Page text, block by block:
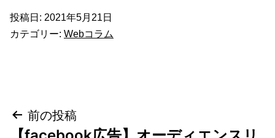
投稿日: 2021年5月21日
カテゴリー: Webコラム
投前の投稿